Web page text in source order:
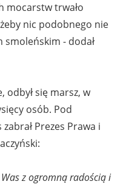
mocarstw trwało
nic podobnego nie
smoleńskim - dodał
odbył się marsz, w
osób. Pod
zabrał Prezes Prawa i
z ogromną radością i